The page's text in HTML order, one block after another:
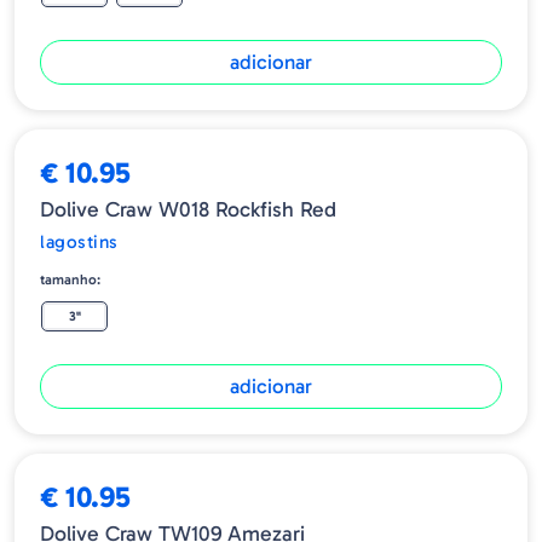
adicionar
€ 10.95
Dolive Craw W018 Rockfish Red
lagostins
tamanho:
3"
adicionar
€ 10.95
Dolive Craw TW109 Amezari